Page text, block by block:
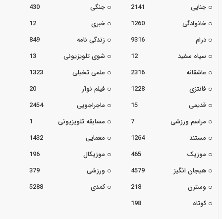
جنایی
2141 جنگی
430
خانوادگی
1260 خبری
12
درام
9316 زندگی نامه
849
سیاه سفید
12 شوی تلویزیونی
13
عاشقانه
2316 علمی تخیلی
1323
فانتزی
1228 فیلم نوآر
20
قدیمی
15 ماجراجویی
2454
مراسم ورزشی
7 مسابقه تلویزیونی
1
مستند
1264 معمایی
1432
موزیک
465 موزیکال
196
هیجان انگیز
4579 ورزشی
379
وسترن
218 کمدی
5288
کوتاه
198